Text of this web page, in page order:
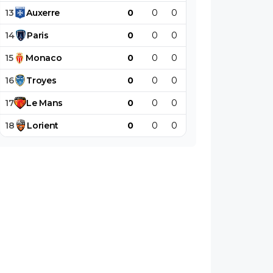
13 Auxerre 0 0 0
14 Paris 0 0 0
15 Monaco 0 0 0
16 Troyes 0 0 0
17 Le Mans 0 0 0
18 Lorient 0 0 0